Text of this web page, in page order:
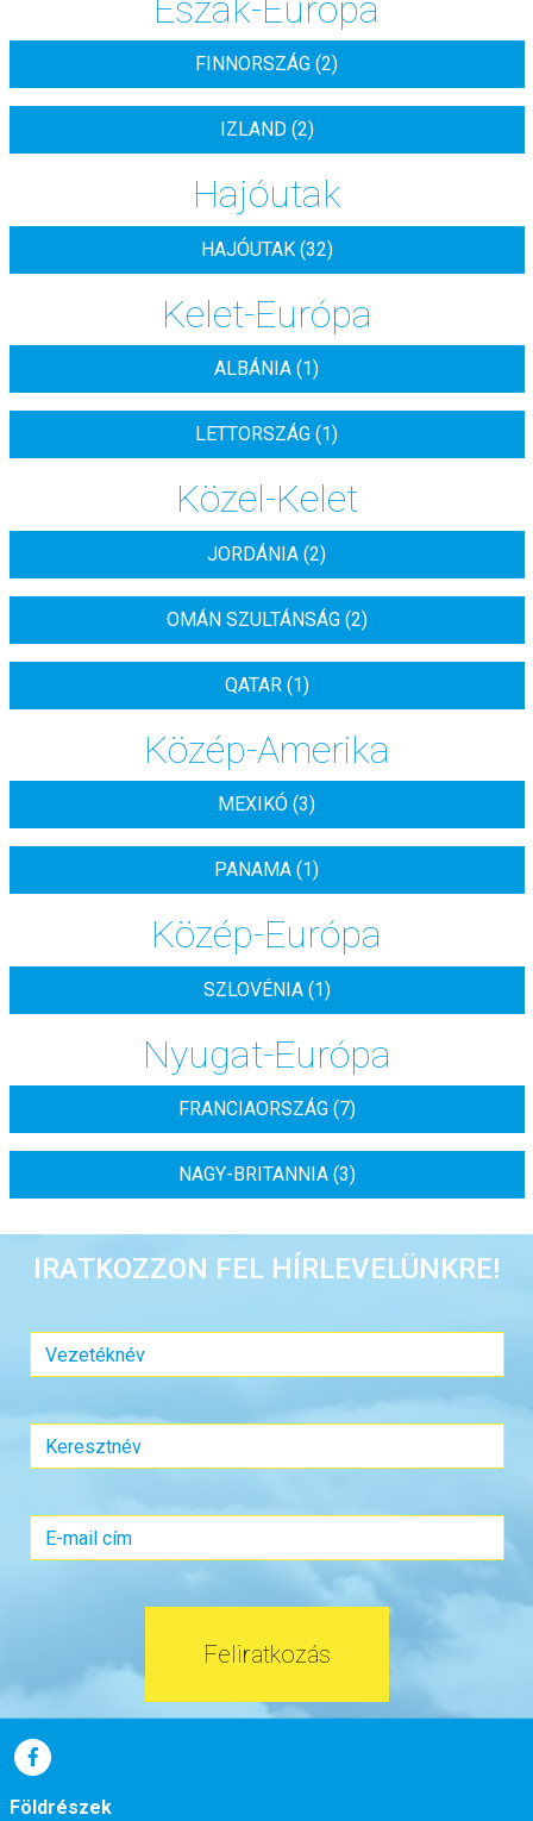
Észak-Európa
FINNORSZÁG (2)
IZLAND (2)
Hajóutak
HAJÓUTAK (32)
Kelet-Európa
ALBÁNIA (1)
LETTORSZÁG (1)
Közel-Kelet
JORDÁNIA (2)
OMÁN SZULTÁNSÁG (2)
QATAR (1)
Közép-Amerika
MEXIKÓ (3)
PANAMA (1)
Közép-Európa
SZLOVÉNIA (1)
Nyugat-Európa
FRANCIAORSZÁG (7)
NAGY-BRITANNIA (3)
IRATKOZZON FEL HÍRLEVELÜNKRE!
Feliratkozás
Földrészek